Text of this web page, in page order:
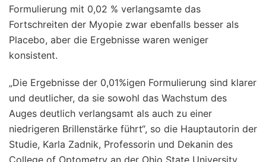
Formulierung mit 0,02 % verlangsamte das
Fortschreiten der Myopie zwar ebenfalls besser als
Placebo, aber die Ergebnisse waren weniger
konsistent.
„Die Ergebnisse der 0,01%igen Formulierung sind klarer
und deutlicher, da sie sowohl das Wachstum des
Auges deutlich verlangsamt als auch zu einer
niedrigeren Brillenstärke führt“, so die Hauptautorin der
Studie, Karla Zadnik, Professorin und Dekanin des
College of Optometry an der Ohio State University.